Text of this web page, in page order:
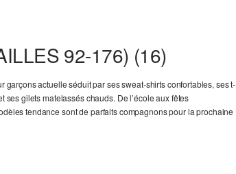
92-176) (16)
garçons actuelle séduit par ses sweat-shirts confortables, ses t-
ses gilets matelassés chauds. De l’école aux fêtes
tendance sont de parfaits compagnons pour la prochaine